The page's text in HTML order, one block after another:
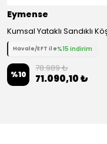
Eymense
Havale/EFT ile%15 indirim
%10
78.989 ₺
71.090,10 ₺